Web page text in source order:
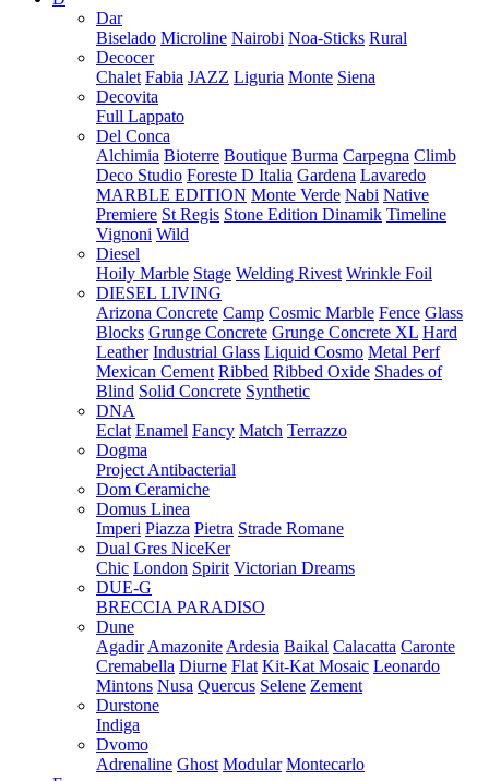
Dar
Biselado Microline Nairobi Noa-Sticks Rural
Decocer
Chalet Fabia JAZZ Liguria Monte Siena
Decovita
Full Lappato
Del Conca
Alchimia Bioterre Boutique Burma Carpegna Climb
Deco Studio Foreste D Italia Gardena Lavaredo
MARBLE EDITION Monte Verde Nabi Native
Premiere St Regis Stone Edition Dinamik Timeline
Vignoni Wild
Diesel
Hoily Marble Stage Welding Rivest Wrinkle Foil
DIESEL LIVING
Arizona Concrete Camp Cosmic Marble Fence Glass
Blocks Grunge Concrete Grunge Concrete XL Hard
Leather Industrial Glass Liquid Cosmo Metal Perf
Mexican Cement Ribbed Ribbed Oxide Shades of
Blind Solid Concrete Synthetic
DNA
Eclat Enamel Fancy Match Terrazzo
Dogma
Project Antibacterial
Dom Ceramiche
Domus Linea
Imperi Piazza Pietra Strade Romane
Dual Gres NiceKer
Chic London Spirit Victorian Dreams
DUE-G
BRECCIA PARADISO
Dune
Agadir Amazonite Ardesia Baikal Calacatta Caronte
Cremabella Diurne Flat Kit-Kat Mosaic Leonardo
Mintons Nusa Quercus Selene Zement
Durstone
Indiga
Dvomo
Adrenaline Ghost Modular Montecarlo